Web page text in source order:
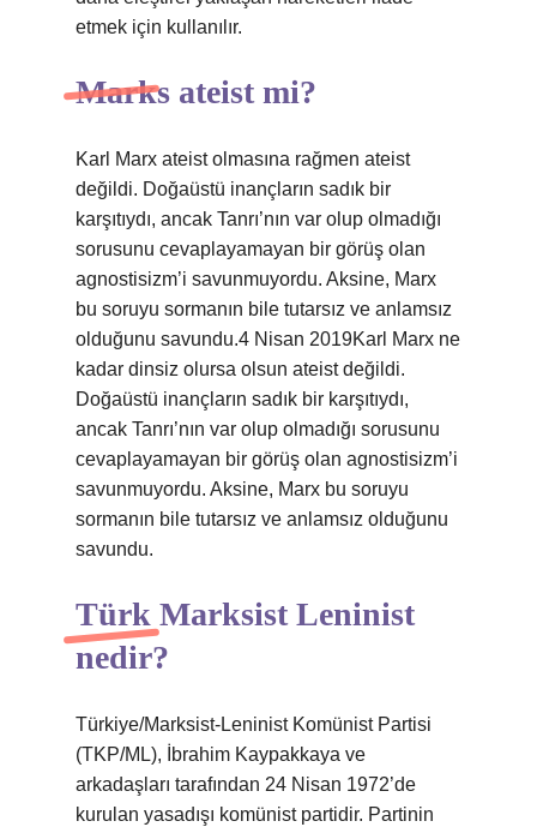
etmek için kullanılır.
Marks ateist mi?
Karl Marx ateist olmasına rağmen ateist
değildi. Doğaüstü inançların sadık bir
karşıtıydı, ancak Tanrı’nın var olup olmadığı
sorusunu cevaplayamayan bir görüş olan
agnostisizm’i savunmuyordu. Aksine, Marx
bu soruyu sormanın bile tutarsız ve anlamsız
olduğunu savundu.4 Nisan 2019Karl Marx ne
kadar dinsiz olursa olsun ateist değildi.
Doğaüstü inançların sadık bir karşıtıydı,
ancak Tanrı’nın var olup olmadığı sorusunu
cevaplayamayan bir görüş olan agnostisizm’i
savunmuyordu. Aksine, Marx bu soruyu
sormanın bile tutarsız ve anlamsız olduğunu
savundu.
Türk Marksist Leninist
nedir?
Türkiye/Marksist-Leninist Komünist Partisi
(TKP/ML), İbrahim Kaypakkaya ve
arkadaşları tarafından 24 Nisan 1972’de
kurulan yasadışı komünist partidir. Partinin